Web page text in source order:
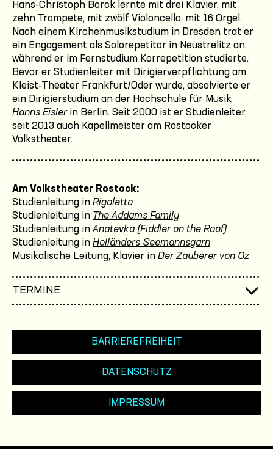
Hans-Christoph Borck lernte mit drei Klavier, mit
zehn Trompete, mit zwölf Violoncello, mit 16 Orgel.
Nach einem Kirchenmusikstudium in Dresden trat er
ein Engagement als Solorepetitor in Neustrelitz an,
während er im Fernstudium Korrepetition studierte.
Bevor er Studienleiter mit Dirigierverpflichtung am
Kleist-Theater Frankfurt/Oder wurde, absolvierte er
ein Dirigierstudium an der Hochschule für Musik
Hanns Eislerin Berlin. Seit 2000 ist er Studienleiter,
seit 2013 auch Kapellmeister am Rostocker
Volkstheater.
Am Volkstheater Rostock:
Studienleitung in Rigoletto
Studienleitung in The Addams Family
Studienleitung in Anatevka (Fiddler on the Roof)
Studienleitung in Holländers Seemannsgarn
Musikalische Leitung, Klavier in Der Zauberer von Oz
TERMINE
BARRIEREFREIHEIT
DATENSCHUTZ
IMPRESSUM